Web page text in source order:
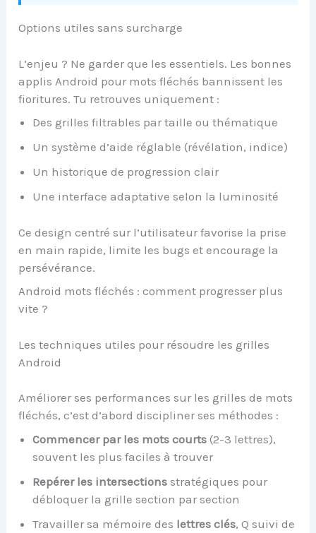
Options utiles sans surcharge
L’enjeu ? Ne garder que les essentiels. Les bonnes
applis Android pour mots fléchés bannissent les
fioritures. Tu retrouves uniquement :
Des grilles filtrables par taille ou thématique
Un système d’aide réglable (révélation, indice)
Un historique de progression clair
Une interface adaptative selon la luminosité
Ce design centré sur l’utilisateur favorise la prise
en main rapide, limite les bugs et encourage la
persévérance.
Android mots fléchés : comment progresser plus
vite ?
Les techniques utiles pour résoudre les grilles
Android
Améliorer ses performances sur les grilles de mots
fléchés, c’est d’abord discipliner ses méthodes :
Commencer par les mots courts (2-3 lettres),
souvent les plus faciles à trouver
Repérer les intersections stratégiques pour
débloquer la grille section par section
Travailler sa mémoire des lettres clés, Q suivi de